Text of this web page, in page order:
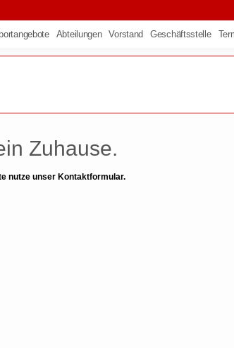
Abteilungen Vorstand Geschäftsstelle
Zuhause.
nutze unser Kontaktformular.